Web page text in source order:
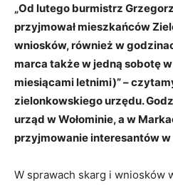
„Od lutego burmistrz
przyjmował mieszkańców
wniosków, również w
marca także w jedną sobotę
miesiącami letnimi)” –
zielonkowskiego urzędu.
urząd w Wołominie, a w
przyjmowanie interesantów
W sprawach skarg i wniosków